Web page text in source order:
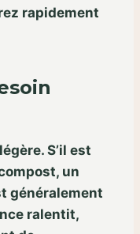
rapidement
S’il est
un
généralement
ralentit,